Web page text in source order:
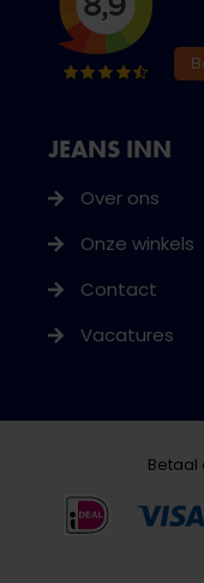
JEANS INN
Over ons
Onze winkels
Contact
Vacatures
Betaal